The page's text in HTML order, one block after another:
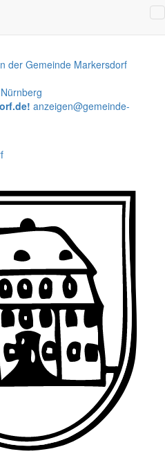
anzeigen@gemeinde-